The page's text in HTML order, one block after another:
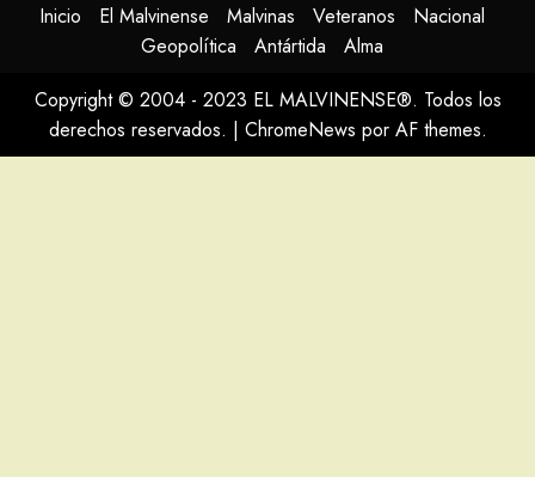
Inicio El Malvinense Malvinas Veteranos
Nacional
Geopolítica
Antártida
Alma
Copyright © 2004 - 2023 EL MALVINENSE®. Todos los
derechos reservados. | ChromeNews por AF themes.